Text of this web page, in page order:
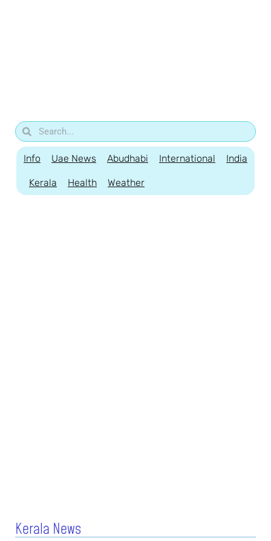
Info Uae News Abudhabi International India
Kerala Health Weather
Kerala News